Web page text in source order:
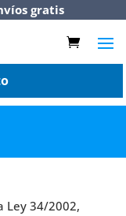
gratis
Ley 34/2002,